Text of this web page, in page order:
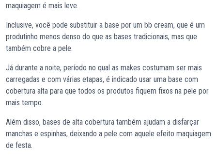
maquiagem é mais leve.
Inclusive, você pode substituir a base por um bb cream, que é um
produtinho menos denso do que as bases tradicionais, mas que
também cobre a pele.
Já durante a noite, período no qual as makes costumam ser mais
carregadas e com várias etapas, é indicado usar uma base com
cobertura alta para que todos os produtos fiquem fixos na pele por
mais tempo.
Além disso, bases de alta cobertura também ajudam a disfarçar
manchas e espinhas, deixando a pele com aquele efeito maquiagem
de festa.